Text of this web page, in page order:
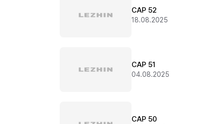
CAP 52
18.08.2025
CAP 51
04.08.2025
CAP 50